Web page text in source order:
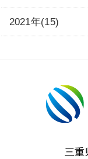
2021年(15)
三重